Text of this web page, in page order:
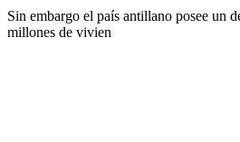
Sin embargo el país antillano posee un
millones de vivien